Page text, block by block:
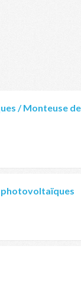
/ Monteuse
photovoltaïques